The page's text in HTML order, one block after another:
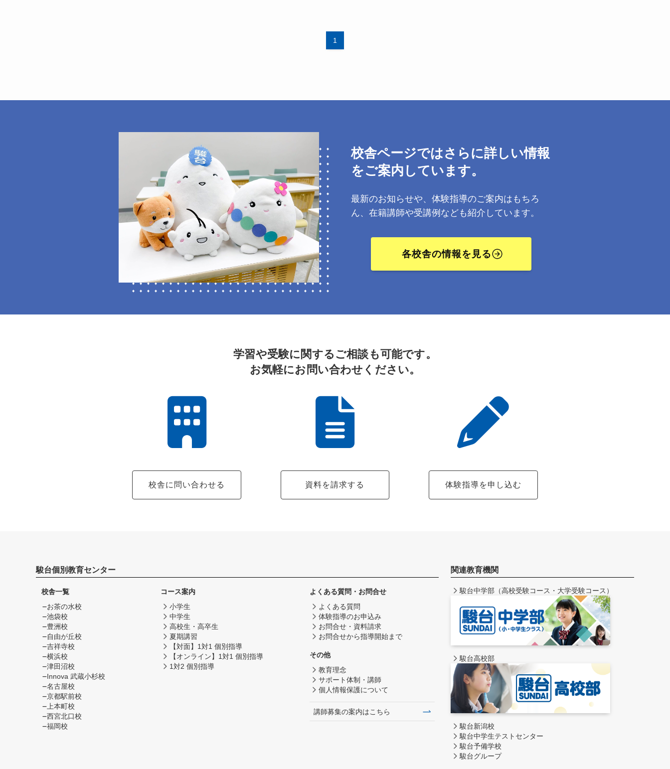
1
校舎ページではさらに詳しい情報
をご案内しています。
最新のお知らせや、体験指導のご案内はもちろ
ん、在籍講師や受講例なども紹介しています。
各校舎の情報を見る
学習や受験に関するご相談も可能です。
お気軽にお問い合わせください。
校舎に問い合わせる 資料を請求する 体験指導を申し込む
駿台個別教育センター
校舎一覧
お茶の水校
池袋校
豊洲校
自由が丘校
吉祥寺校
横浜校
津田沼校
Innova 武蔵小杉校
名古屋校
京都駅前校
上本町校
西宮北口校
福岡校
コース案内
小学生
中学生
高校生・高卒生
夏期講習
【対面】1対1 個別指導
【オンライン】1対1 個別指導
1対2 個別指導
よくある質問・お問合せ
よくある質問
体験指導のお申込み
お問合せ・資料請求
お問合せから指導開始まで
その他
教育理念
サポート体制・講師
個人情報保護について
講師募集の案内はこちら
関連教育機関
駿台中学部（高校受験コース・大学受験コース）
駿台高校部
駿台新潟校
駿台中学生テストセンター
駿台予備学校
駿台グループ